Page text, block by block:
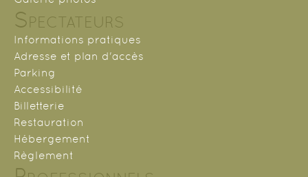
Spectateurs
Informations pratiques
Adresse et plan d'accès
Parking
Accessibilité
Billetterie
Restauration
Hébergement
Règlement